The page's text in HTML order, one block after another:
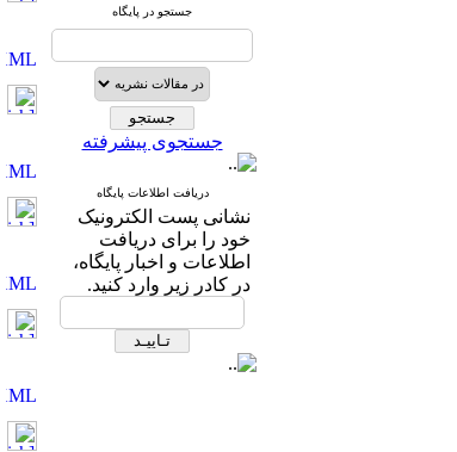
جستجو در پایگاه
جستجوی پیشرفته
دریافت اطلاعات پایگاه
نشانی پست الکترونیک
خود را برای دریافت
اطلاعات و اخبار پایگاه،
در کادر زیر وارد کنید.